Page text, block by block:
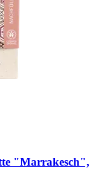
"Marrakesch",